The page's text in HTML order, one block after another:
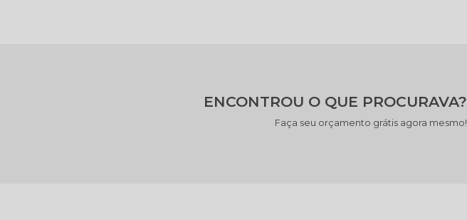
ENCONTROU O QUE PROCURAVA?
Faça seu orçamento grátis agora mesmo!